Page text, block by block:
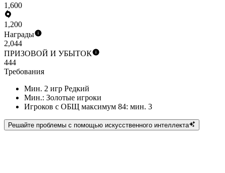
1,600
1,200
Награды
2,044
ПРИЗОВОЙ И УБЫТОК
444
Требования
Мин. 2 игр Редкий
Мин.: Золотые игроки
Игроков с ОБЩ максимум 84: мин. 3
Решайте проблемы с помощью искусственного интеллекта